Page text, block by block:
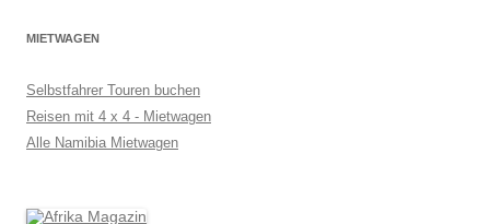
MIETWAGEN
Selbstfahrer Touren buchen
Reisen mit 4 x 4 - Mietwagen
Alle Namibia Mietwagen